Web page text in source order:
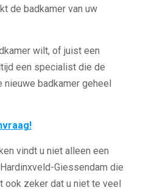
de badkamer van uw
wilt, of juist een
een specialist die de
badkamer geheel
vindt u niet alleen een
Giessendam die
ook zeker dat u niet te veel